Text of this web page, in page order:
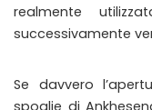
realmente
successivamente
Se davvero
spoglie di